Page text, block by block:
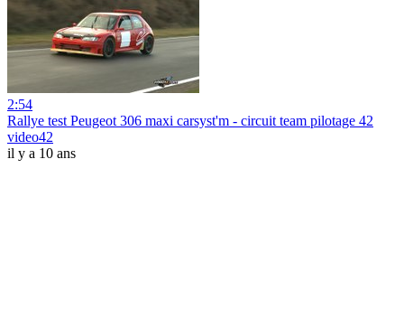
2:54
Rallye test Peugeot 306 maxi carsyst'm - circuit team pilotage 42
video42
il y a 10 ans